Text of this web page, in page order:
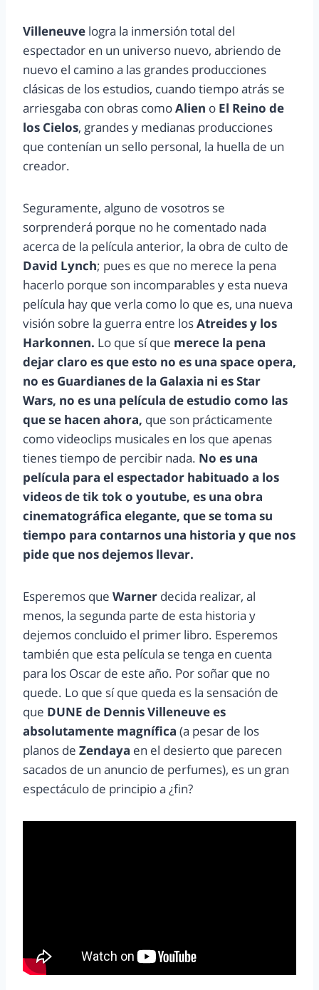
Villeneuve logra la inmersión total del
espectador en un universo nuevo, abriendo de
nuevo el camino a las grandes producciones
clásicas de los estudios, cuando tiempo atrás se
arriesgaba con obras comoAlien o El Reino de
los Cielos, grandes y medianas producciones
que contenían un sello personal, la huella de un
creador.
Seguramente, alguno de vosotros se
sorprenderá porque no he comentado nada
acerca de la película anterior, la obra de culto de
David Lynch; pues es que no merece la pena
hacerlo porque son incomparables y esta nueva
película hay que verla como lo que es, una nueva
visión sobre la guerra entre losAtreides y los
Harkonnen. Lo que sí que merece la pena
dejar claro es que esto no es una space opera,
no es Guardianes de la Galaxia ni es Star
Wars, no es una película de estudio como las
que se hacen ahora, que son prácticamente
como videoclips musicales en los que apenas
tienes tiempo de percibir nada. No es una
película para el espectador habituado a los
videos de tik tok o youtube, es una obra
cinematográfica elegante, que se toma su
tiempo para contarnos una historia y que nos
pide que nos dejemos llevar.
Esperemos que Warner decida realizar, al
menos, la segunda parte de esta historia y
dejemos concluido el primer libro. Esperemos
también que esta película se tenga en cuenta
para los Oscar de este año. Por soñar que no
quede. Lo que sí que queda es la sensación de
que DUNE de Dennis Villeneuve es
absolutamente magnífica (a pesar de los
planos de Zendaya en el desierto que parecen
sacados de un anuncio de perfumes), es un gran
espectáculo de principio a ¿fin?